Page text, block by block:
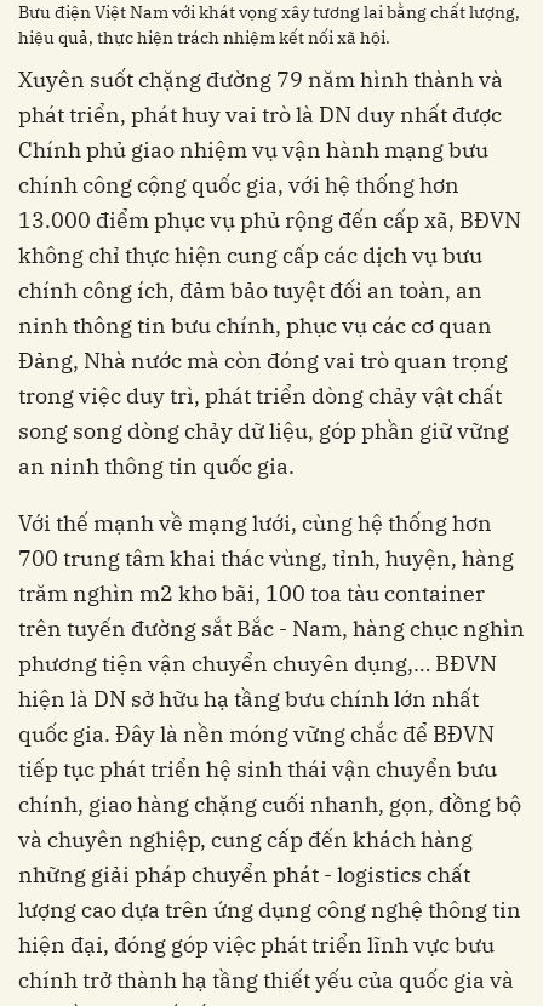
Bưu điện Việt Nam với khát vọng xây tương lai bằng chất lượng,
hiệu quả, thực hiện trách nhiệm kết nối xã hội.
Xuyên suốt chặng đường 79 năm hình thành và
phát triển, phát huy vai trò là DN duy nhất được
Chính phủ giao nhiệm vụ vận hành mạng bưu
chính công cộng quốc gia, với hệ thống hơn
13.000 điểm phục vụ phủ rộng đến cấp xã, BĐVN
không chỉ thực hiện cung cấp các dịch vụ bưu
chính công ích, đảm bảo tuyệt đối an toàn, an
ninh thông tin bưu chính, phục vụ các cơ quan
Đảng, Nhà nước mà còn đóng vai trò quan trọng
trong việc duy trì, phát triển dòng chảy vật chất
song song dòng chảy dữ liệu, góp phần giữ vững
an ninh thông tin quốc gia.
Với thế mạnh về mạng lưới, cùng hệ thống hơn
700 trung tâm khai thác vùng, tỉnh, huyện, hàng
trăm nghìn m2 kho bãi, 100 toa tàu container
trên tuyến đường sắt Bắc - Nam, hàng chục nghìn
phương tiện vận chuyển chuyên dụng,… BĐVN
hiện là DN sở hữu hạ tầng bưu chính lớn nhất
quốc gia. Đây là nền móng vững chắc để BĐVN
tiếp tục phát triển hệ sinh thái vận chuyển bưu
chính, giao hàng chặng cuối nhanh, gọn, đồng bộ
và chuyên nghiệp, cung cấp đến khách hàng
những giải pháp chuyển phát - logistics chất
lượng cao dựa trên ứng dụng công nghệ thông tin
hiện đại, đóng góp việc phát triển lĩnh vực bưu
chính trở thành hạ tầng thiết yếu của quốc gia và